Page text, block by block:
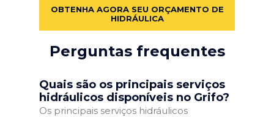
OBTENHA AGORA SEU ORÇAMENTO DE
HIDRÁULICA
Perguntas frequentes
Quais são os principais serviços
hidráulicos disponíveis no Grifo?
Os principais serviços hidráulicos